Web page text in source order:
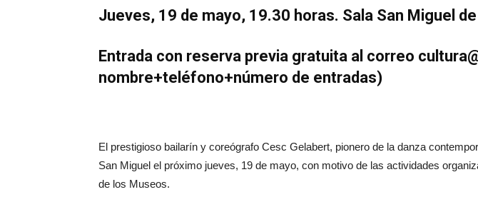
Jueves, 19 de mayo, 19.30 horas. Sala San Miguel
Entrada con reserva previa gratuita al correo
nombre+teléfono+número de entradas)
El prestigioso bailarín y coreógrafo Cesc Gelabert, pionero de la danza
San Miguel el próximo jueves, 19 de mayo, con motivo de las actividades
de los Museos.